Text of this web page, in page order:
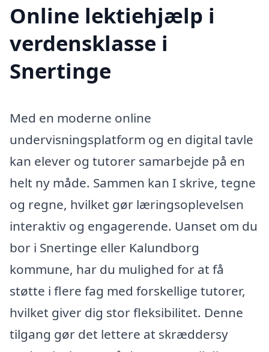
Online lektiehjælp i
verdensklasse i
Snertinge
Med en moderne online
undervisningsplatform og en digital tavle
kan elever og tutorer samarbejde på en
helt ny måde. Sammen kan I skrive, tegne
og regne, hvilket gør læringsoplevelsen
interaktiv og engagerende. Uanset om du
bor i Snertinge eller Kalundborg
kommune, har du mulighed for at få
støtte i flere fag med forskellige tutorer,
hvilket giver dig stor fleksibilitet. Denne
tilgang gør det lettere at skræddersy